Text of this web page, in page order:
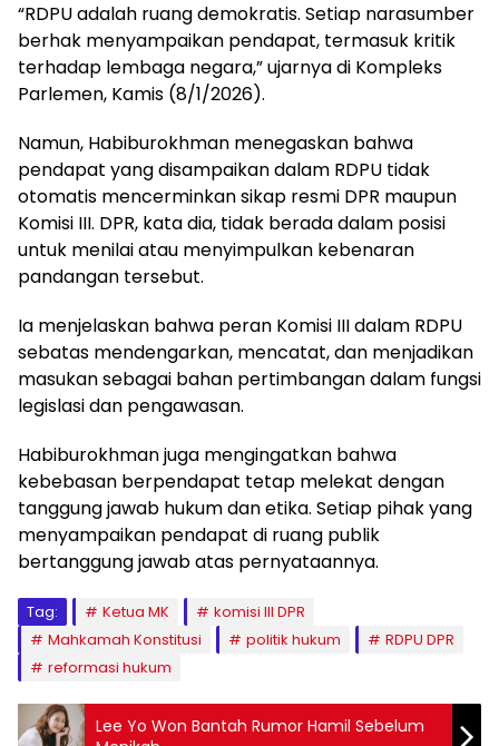
“RDPU adalah ruang demokratis. Setiap narasumber
berhak menyampaikan pendapat, termasuk kritik
terhadap lembaga negara,” ujarnya di Kompleks
Parlemen, Kamis (8/1/2026).
Namun, Habiburokhman menegaskan bahwa
pendapat yang disampaikan dalam RDPU tidak
otomatis mencerminkan sikap resmi DPR maupun
Komisi III. DPR, kata dia, tidak berada dalam posisi
untuk menilai atau menyimpulkan kebenaran
pandangan tersebut.
Ia menjelaskan bahwa peran Komisi III dalam RDPU
sebatas mendengarkan, mencatat, dan menjadikan
masukan sebagai bahan pertimbangan dalam fungsi
legislasi dan pengawasan.
Habiburokhman juga mengingatkan bahwa
kebebasan berpendapat tetap melekat dengan
tanggung jawab hukum dan etika. Setiap pihak yang
menyampaikan pendapat di ruang publik
bertanggung jawab atas pernyataannya.
Tag: Ketua MK
komisi III DPR
Mahkamah Konstitusi
politik hukum
RDPU DPR
reformasi hukum
Lee Yo Won Bantah Rumor Hamil Sebelum